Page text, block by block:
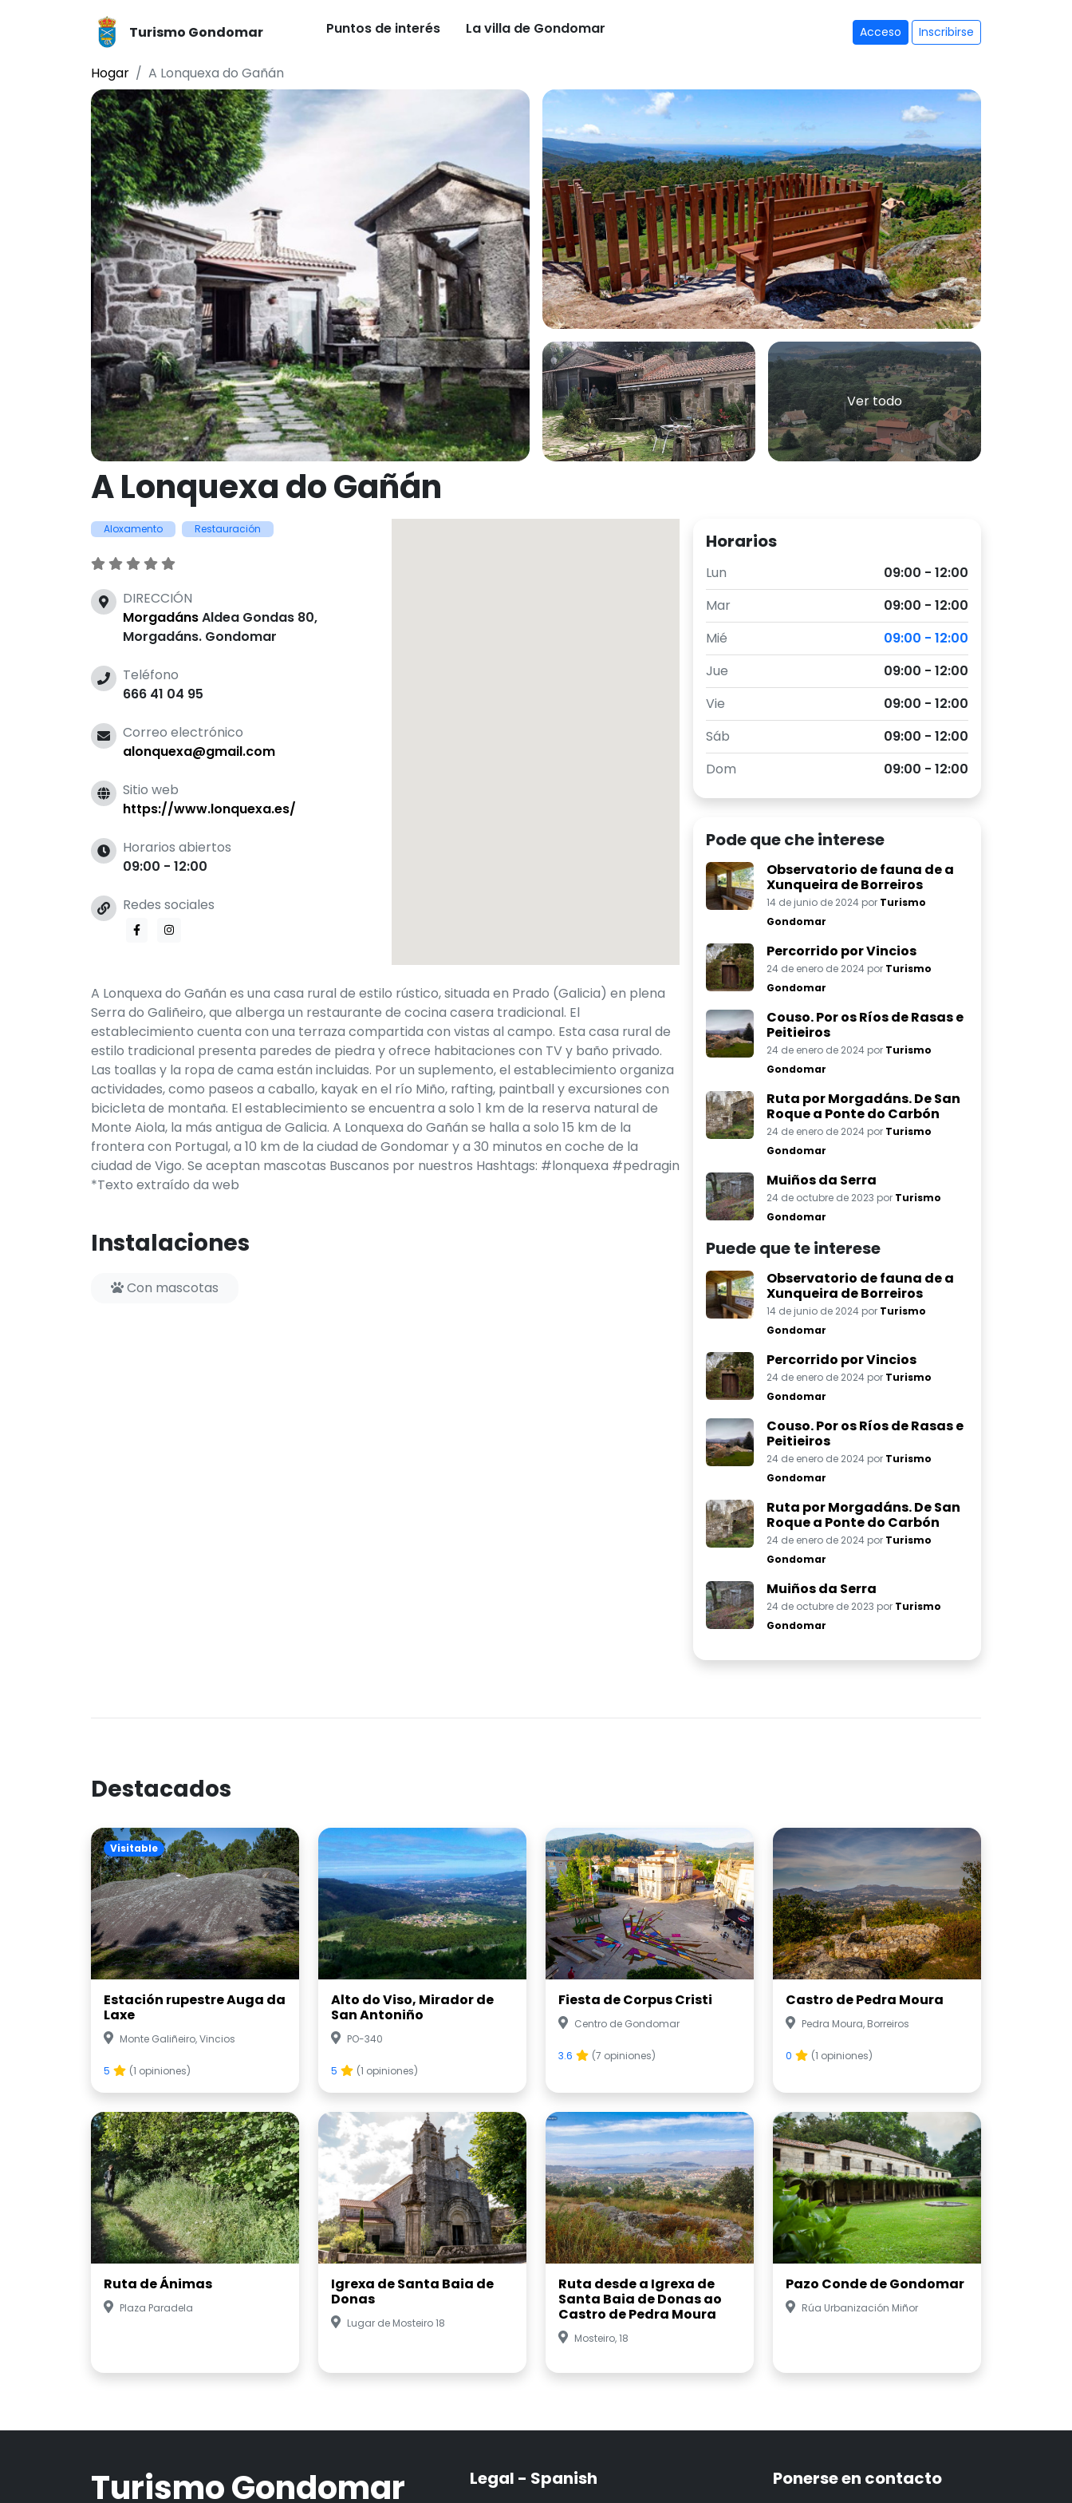
Turismo Gondomar Puntos de interés La villa de Gondomar Acceso Inscribirse
Hogar A Lonquexa do Gañán
Ver todo
A Lonquexa do Gañán
Aloxamento Restauración
DIRECCIÓN
MorgadánsAldea Gondas 80,
Morgadáns. Gondomar
Teléfono
666 41 04 95
Correo electrónico
alonquexa@gmail.com
Sitio web
https://www.lonquexa.es/
Horarios abiertos
09:00 - 12:00
Redes sociales
A Lonquexa do Gañán es una casa rural de estilo rústico, situada en Prado (Galicia) en plena
Serra do Galiñeiro, que alberga un restaurante de cocina casera tradicional. El
establecimiento cuenta con una terraza compartida con vistas al campo. Esta casa rural de
estilo tradicional presenta paredes de piedra y ofrece habitaciones con TV y baño privado.
Las toallas y la ropa de cama están incluidas. Por un suplemento, el establecimiento organiza
actividades, como paseos a caballo, kayak en el río Miño, rafting, paintball y excursiones con
bicicleta de montaña. El establecimiento se encuentra a solo 1 km de la reserva natural de
Monte Aiola, la más antigua de Galicia. A Lonquexa do Gañán se halla a solo 15 km de la
frontera con Portugal, a 10 km de la ciudad de Gondomar y a 30 minutos en coche de la
ciudad de Vigo. Se aceptan mascotas Buscanos por nuestros Hashtags: #lonquexa #pedragin
*Texto extraído da web
Instalaciones
Con mascotas
Horarios
Lun
09:00 - 12:00
Mar
09:00 - 12:00
Mié
09:00 - 12:00
Jue
09:00 - 12:00
Vie
09:00 - 12:00
Sáb
09:00 - 12:00
Dom
09:00 - 12:00
Pode que che interese
Observatorio de fauna de a
Xunqueira de Borreiros
14 de junio de 2024 por Turismo
Gondomar
Percorrido por Vincios
24 de enero de 2024 por Turismo
Gondomar
Couso. Por os Ríos de Rasas e
Peitieiros
24 de enero de 2024 por Turismo
Gondomar
Ruta por Morgadáns. De San
Roque a Ponte do Carbón
24 de enero de 2024 por Turismo
Gondomar
Muiños da Serra
24 de octubre de 2023 por Turismo
Gondomar
Puede que te interese
Observatorio de fauna de a
Xunqueira de Borreiros
14 de junio de 2024 por Turismo
Gondomar
Percorrido por Vincios
24 de enero de 2024 por Turismo
Gondomar
Couso. Por os Ríos de Rasas e
Peitieiros
24 de enero de 2024 por Turismo
Gondomar
Ruta por Morgadáns. De San
Roque a Ponte do Carbón
24 de enero de 2024 por Turismo
Gondomar
Muiños da Serra
24 de octubre de 2023 por Turismo
Gondomar
Destacados
Visitable
Estación rupestre Auga da
Laxe
Monte Galiñeiro, Vincios
5 (1 opiniones)
Alto do Viso, Mirador de
San Antoniño
PO-340
5 (1 opiniones)
Fiesta de Corpus Cristi
Centro de Gondomar
3.6 (7 opiniones)
Castro de Pedra Moura
Pedra Moura, Borreiros
0 (1 opiniones)
Ruta de Ánimas
Plaza Paradela
Igrexa de Santa Baia de
Donas
Lugar de Mosteiro 18
Ruta desde a Igrexa de
Santa Baia de Donas ao
Castro de Pedra Moura
Mosteiro, 18
Pazo Conde de Gondomar
Rúa Urbanización Miñor
Turismo Gondomar Legal - Spanish Ponerse en contacto